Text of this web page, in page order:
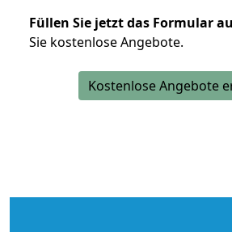
Füllen Sie jetzt das Formular
Sie kostenlose Angebote.
Kostenlose Angebote